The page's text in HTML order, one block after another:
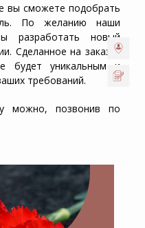
вы сможете подобрать
По желанию наши
разработать новый
Сделанное на заказ в
будет уникальным и
требований.
можно, позвонив по